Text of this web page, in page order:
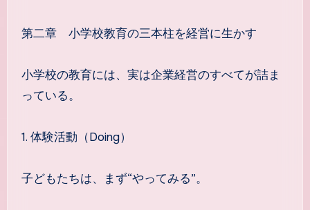
第二章 小学校教育の三本柱を経営に生かす
小学校の教育には、実は企業経営のすべてが詰ま
っている。
1. 体験活動（Doing）
子どもたちは、まず“やってみる”。